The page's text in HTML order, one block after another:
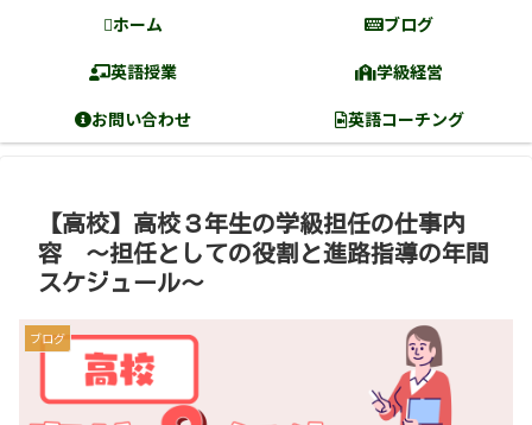
ホーム
ブログ
英語授業
学級経営
お問い合わせ
英語コーチング
【高校】高校３年生の学級担任の仕事内
容 〜担任としての役割と進路指導の年間
スケジュール〜
ブログ